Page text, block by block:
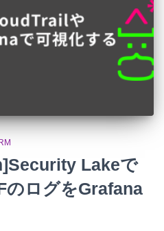
Lakeで
のログをGrafana